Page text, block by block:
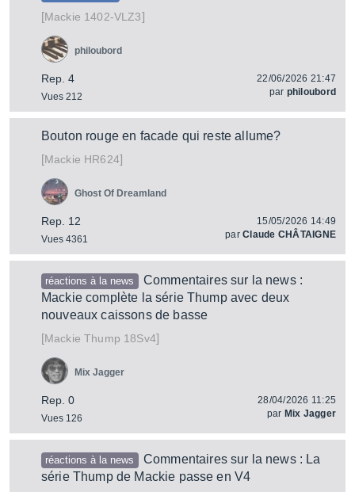
[Mackie 1402-VLZ3]
Rep. 4
Vues 212
philoubord
22/06/2026 21:47
par philoubord
Bouton rouge en facade qui reste allume?
[Mackie HR624]
Rep. 12
Vues 4361
Ghost Of Dreamland
15/05/2026 14:49
parClaude CHÂTAIGNE
réactions à la news
Commentaires sur la news :
Mackie complète la série Thump avec deux
nouveaux caissons de basse
[Mackie Thump 18Sv4]
Rep. 0
Vues 126
Mix Jagger
28/04/2026 11:25
par Mix Jagger
réactions à la news
Commentaires sur la news : La
série Thump de Mackie passe en V4